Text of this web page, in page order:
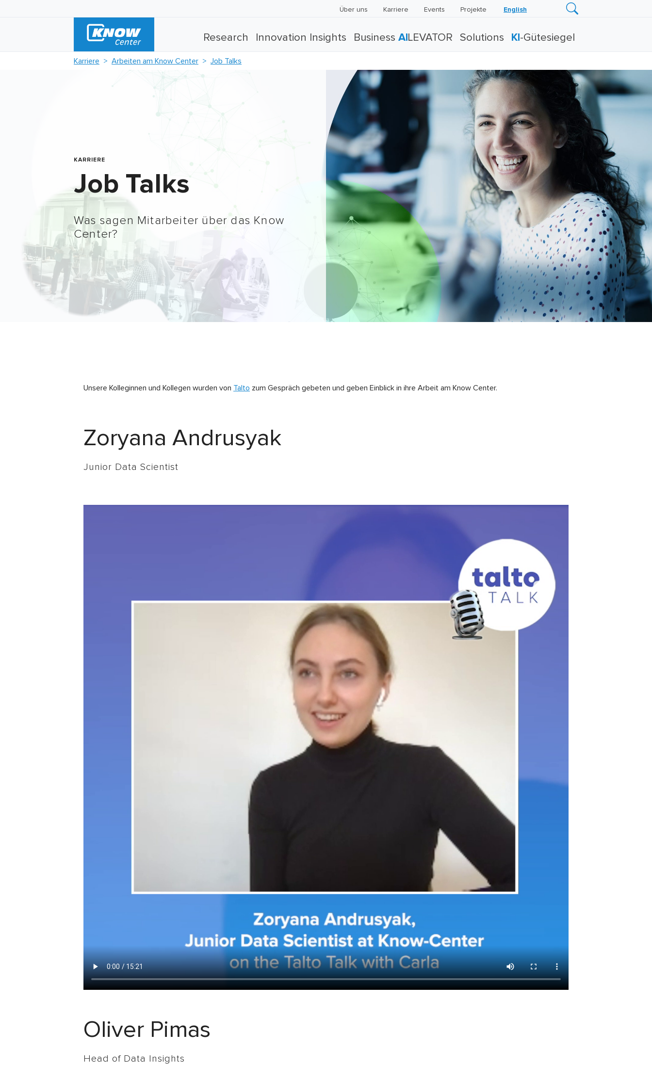
Über uns Karriere Events Projekte English
Research Innovation Insights Business AI LEVATOR Solutions KI -Gütesiegel
Karriere Arbeiten am Know Center Job Talks
KARRIERE
Job Talks
Was sagen Mitarbeiter über das Know
Center?
Unsere Kolleginnen und Kollegen wurden von Talto zum Gespräch gebeten und geben Einblick in ihre Arbeit am Know Center.
Zoryana Andrusyak
Junior Data Scientist
Oliver Pimas
Head of Data Insights